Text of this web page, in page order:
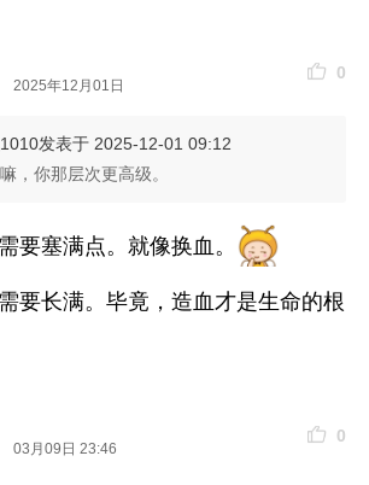
2025年12月01日
0
发表于 2025-12-01 09:12
，你那层次更高级。
要塞满点。就像换血。
要长满。毕竟，造血才是生命的根
03月09日 23:46
0